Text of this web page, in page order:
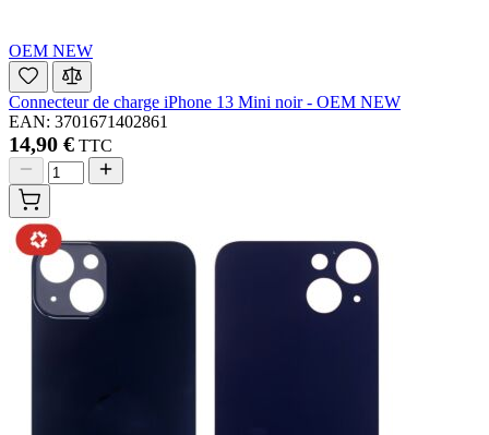
OEM NEW
Connecteur de charge iPhone 13 Mini noir - OEM NEW
EAN: 3701671402861
14,90 € TTC